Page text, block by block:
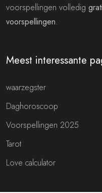
voorspellingen volledig
voorspellingen.
Meest interessante
waarzegster
Daghoroscoop
Voorspellingen 2025
Tarot
Love calculator